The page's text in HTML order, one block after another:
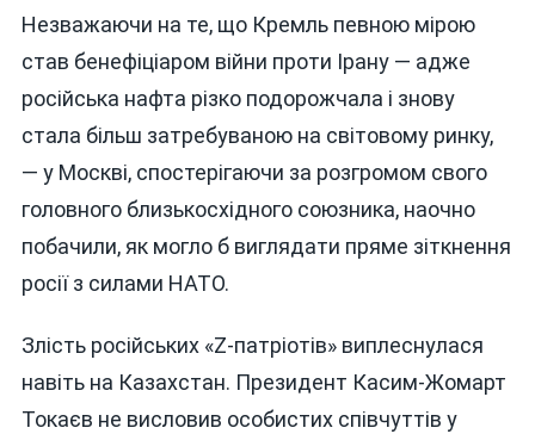
Незважаючи на те, що Кремль певною мірою
став бенефіціаром війни проти Ірану — адже
російська нафта різко подорожчала і знову
стала більш затребуваною на світовому ринку,
— у Москві, спостерігаючи за розгромом свого
головного близькосхідного союзника, наочно
побачили, як могло б виглядати пряме зіткнення
росії з силами НАТО.
Злість російських «Z-патріотів» виплеснулася
навіть на Казахстан. Президент Касим-Жомарт
Токаєв не висловив особистих співчуттів у